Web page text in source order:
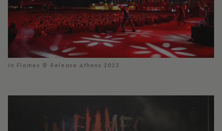
In Flames © Release Athens 2023